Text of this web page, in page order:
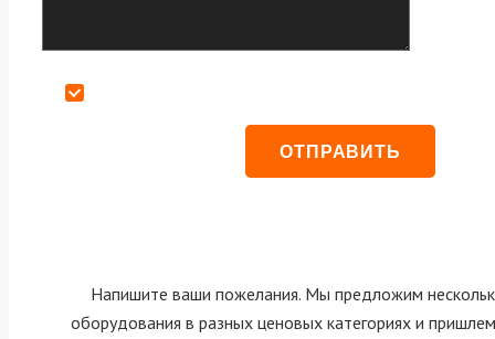
Напишите ваши пожелания. Мы предложим
оборудования в разных ценовых категориях и